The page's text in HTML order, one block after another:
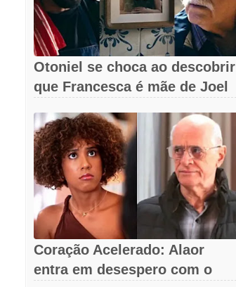
Otoniel se choca ao descobrir
que Francesca é mãe de Joel
Coração Acelerado: Alaor
entra em desespero com o